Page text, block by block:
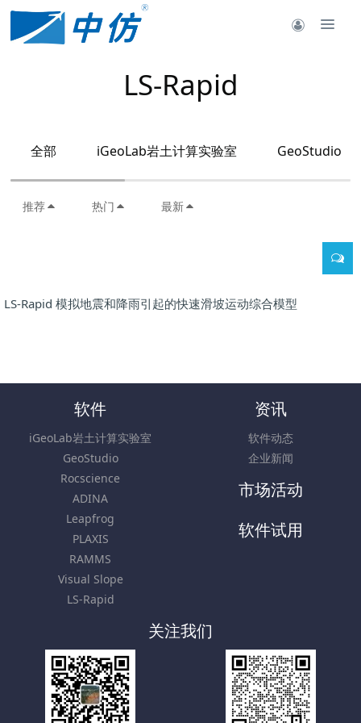
LS-Rapid
全部 iGeoLab岩土计算实验室 GeoStudio
推荐 热门 最新
LS-Rapid 模拟地震和降雨引起的快速滑坡运动综合模型
软件
iGeoLab岩土计算实验室
GeoStudio
Rocscience
ADINA
Leapfrog
PLAXIS
RAMMS
Visual Slope
LS-Rapid
资讯
软件动态
企业新闻
市场活动
软件试用
关注我们